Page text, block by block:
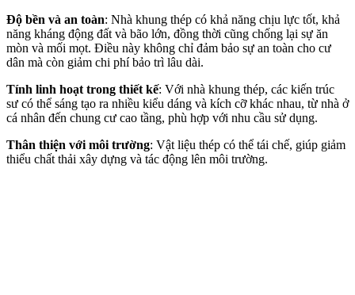
Độ bền và an toàn: Nhà khung thép có khả năng chịu lực tốt, khả
năng kháng động đất và bão lớn, đồng thời cũng chống lại sự ăn
mòn và mối mọt. Điều này không chỉ đảm bảo sự an toàn cho cư
dân mà còn giảm chi phí bảo trì lâu dài.
Tính linh hoạt trong thiết kế: Với nhà khung thép, các kiến trúc
sư có thể sáng tạo ra nhiều kiểu dáng và kích cỡ khác nhau, từ nhà ở
cá nhân đến chung cư cao tầng, phù hợp với nhu cầu sử dụng.
Thân thiện với môi trường: Vật liệu thép có thể tái chế, giúp giảm
thiểu chất thải xây dựng và tác động lên môi trường.